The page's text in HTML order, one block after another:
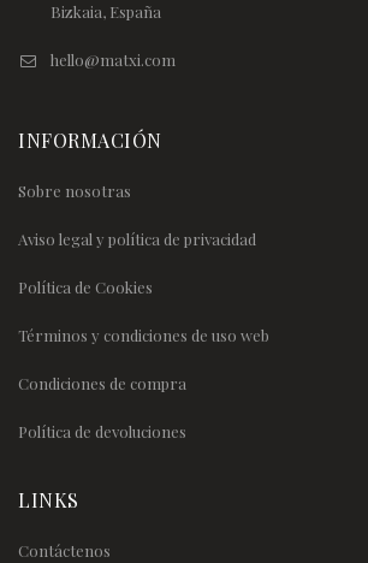
Bizkaia, España
hello@matxi.com
INFORMACIÓN
Sobre nosotras
Aviso legal y política de privacidad
Política de Cookies
Términos y condiciones de uso web
Condiciones de compra
Política de devoluciones
LINKS
Contáctenos